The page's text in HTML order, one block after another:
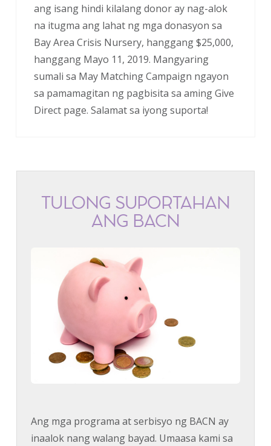
ang isang hindi kilalang donor ay nag-alok
na itugma ang lahat ng mga donasyon sa
Bay Area Crisis Nursery, hanggang $25,000,
hanggang Mayo 11, 2019. Mangyaring
sumali sa May Matching Campaign ngayon
sa pamamagitan ng pagbisita sa aming Give
Direct page. Salamat sa iyong suporta!
TULONG SUPORTAHAN
ANG BACN
Ang mga programa at serbisyo ng BACN ay
inaalok nang walang bayad. Umaasa kami sa